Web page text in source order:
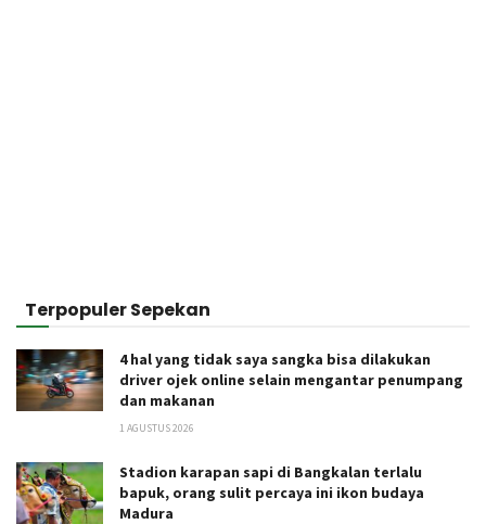
Terpopuler Sepekan
4 hal yang tidak saya sangka bisa dilakukan
driver ojek online selain mengantar penumpang
dan makanan
1 AGUSTUS 2026
Stadion karapan sapi di Bangkalan terlalu
bapuk, orang sulit percaya ini ikon budaya
Madura